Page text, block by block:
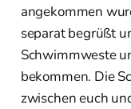
angekommen
separat begrüßt
Schwimmweste
bekommen. Die
zwischen euch